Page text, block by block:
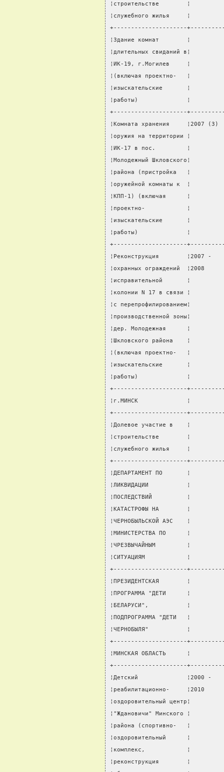
¦строительстве
¦служебного жилья
+---------------------
¦Здание комнат        ¦
¦длительных
¦ИК-19, г.Могилев
¦(включая проектно-
¦изыскательские
¦работы)              ¦
+---------------------
¦Комната хранения
¦оружия на
¦ИК-17 в пос.         ¦
¦Молодежный
¦района (пристройка
¦оружейной комнаты
¦КПП-1) (включая      ¦
¦проектно-            ¦
¦изыскательские
¦работы)              ¦
+---------------------
¦Реконструкция
¦охранных
¦исправительной
¦колонии N 17 в
¦с
¦производственной
¦дер. Молодежная
¦Шкловского района
¦(включая проектно-
¦изыскательские
¦работы)              ¦
+---------------------
¦г.МИНСК              ¦
+---------------------
¦Долевое участие в    ¦
¦строительстве
¦служебного жилья
+---------------------
¦ДЕПАРТАМЕНТ ПО       ¦
¦ЛИКВИДАЦИИ           ¦
¦ПОСЛЕДСТВИЙ          ¦
¦КАТАСТРОФЫ НА
¦ЧЕРНОБЫЛЬСКОЙ АЭС
¦МИНИСТЕРСТВА ПО
¦ЧРЕЗВЫЧАЙНЫМ
¦СИТУАЦИЯМ            ¦
+---------------------
¦ПРЕЗИДЕНТСКАЯ        ¦
¦ПРОГРАММА "ДЕТИ
¦БЕЛАРУСИ",           ¦
¦ПОДПРОГРАММА "ДЕТИ
¦ЧЕРНОБЫЛЯ"           ¦
+---------------------
¦МИНСКАЯ ОБЛАСТЬ      ¦
+---------------------
¦Детский              ¦2000
¦реабилитационно-
¦оздоровительный
¦"Ждановичи"
¦района (спортивно-
¦оздоровительный
¦комплекс,            ¦
¦реконструкция